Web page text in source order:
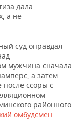
дала
а не
суд оправдал
мужчина сначала
а затем
после ссоры с
районного
омбудсмен